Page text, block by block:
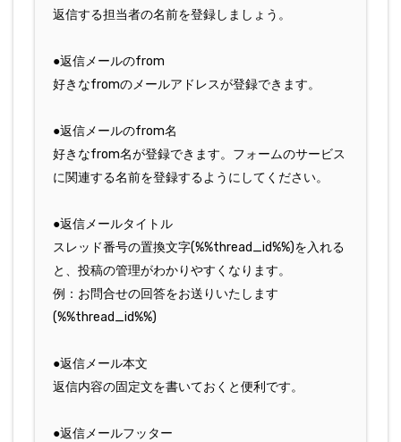
返信する担当者の名前を登録しましょう。
●返信メールのfrom
好きなfromのメールアドレスが登録できます。
●返信メールのfrom名
好きなfrom名が登録できます。フォームのサービス
に関連する名前を登録するようにしてください。
●返信メールタイトル
スレッド番号の置換文字(%%thread_id%%)を入れる
と、投稿の管理がわかりやすくなります。
例：お問合せの回答をお送りいたします
(%%thread_id%%)
●返信メール本文
返信内容の固定文を書いておくと便利です。
●返信メールフッター